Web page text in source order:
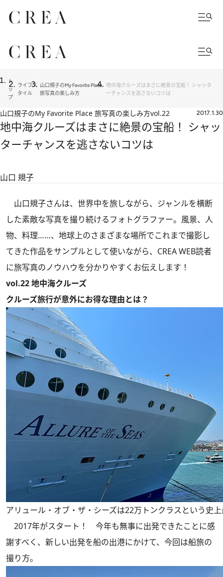
ト
ッ
プ
ライフス
タイル
山口規子のMy Favorite Place
旅写真の楽しみ方
地中海クルーズはまさに絶景の宝船！ シャッタ
ーチャンスを逃さないコツは
山口規子のMy Favorite Place 旅写真の楽しみ方vol.22 2017.1.30
地中海クルーズはまさに絶景の宝船！ シャッ
ターチャンスを逃さないコツは
山口 規子
山口規子さんは、世界中を旅しながら、ジャンルを横断
した素敵な写真を撮り続けるフォトグラファー。風景、人
物、料理……、地球上のさまざまな場所でこれまで撮影し
てきた作品をサンプルとして使いながら、CREA WEB読者
に旅写真のノウハウを分かりやすくお伝えします！
vol.22 地中海クルーズ
クルーズ旅行が意外にお得な理由とは？
アリュール・オブ・ザ・シーズは22万トンクラスという史
2017年がスタート！ 今年も無事に出発できたことに感
謝すべく、新しい出発を船の出港にかけて、今回は船旅の
撮り方。